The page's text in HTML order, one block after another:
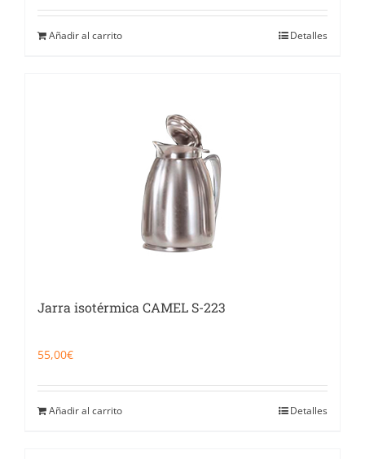
Añadir al carrito Detalles
Jarra isotérmica CAMEL S-223
55,00€
Añadir al carrito Detalles